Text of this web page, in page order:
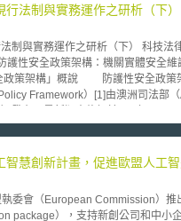
法制與實務運作之研析（下）
運作之研析（下） 科技法律研究所 2013
Framework）[1]由澳洲司法部
忍度的等級、達成安全維護之要求
上層為「政府業務安全性指
of government business）」，
（Core Policies/Mandatory
智慧創新計畫，促進歐盟人工
委會（European Commission）推
package），支持新創公司和中小